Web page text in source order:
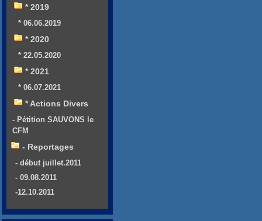
* 2019
* 06.06.2019
* 2020
* 22.05.2020
* 2021
* 06.07.2021
* Actions Divers
- Pétition SAUVONS le
CFM
- Reportages
- début juillet.2011
- 09.08.2011
-12.10.2011